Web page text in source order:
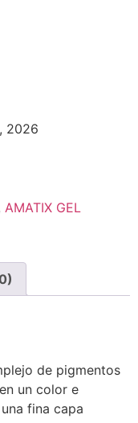
2026
AMATIX GEL
de pigmentos
un color e
fina capa